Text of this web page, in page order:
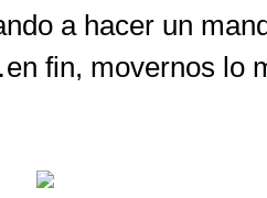
a hacer un
fin, movernos lo